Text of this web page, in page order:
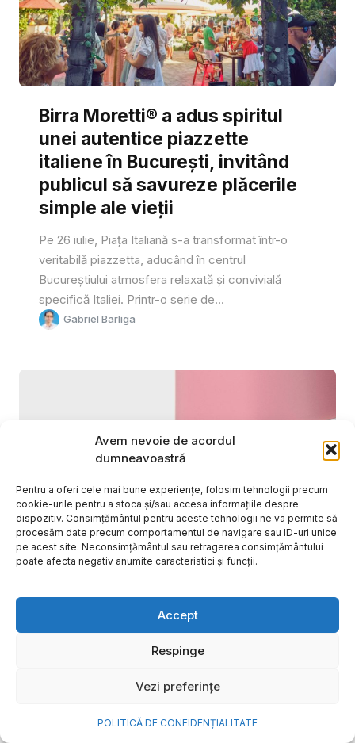
Avem nevoie de acordul
dumneavoastră
Pentru a oferi cele mai bune experiențe, folosim tehnologii precum
cookie-urile pentru a stoca și/sau accesa informațiile despre
dispozitiv. Consimțământul pentru aceste tehnologii ne va permite să
procesăm date precum comportamentul de navigare sau ID-uri unice
pe acest site. Neconsimțământul sau retragerea consimțământului
poate afecta negativ anumite caracteristici și funcții.
Accept
Respinge
Vezi preferințe
POLITICĂ DE CONFIDENȚIALITATE
Birra Moretti® a adus spiritul
unei autentice piazzette
italiene în București, invitând
publicul să savureze plăcerile
simple ale vieții
Pe 26 iulie, Piața Italiană s-a transformat într-o
veritabilă piazzetta, aducând în centrul
Bucureștiului atmosfera relaxată și convivială
specifică Italiei. Printr-o serie de...
Gabriel Barliga
frumoase amintiri ale verii într-
o bijuterie Pandora pe care o
Vara este, pentru mulți dintre noi, anotimpul în care
vacanțe pe care le planificăm luni...